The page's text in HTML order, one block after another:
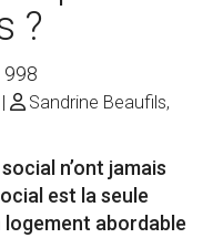
?
998
Sandrine Beaufils,
n’ont jamais
est la seule
logement abordable